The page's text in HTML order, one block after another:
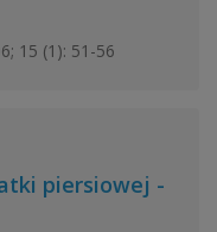
15 (1): 51-56
piersiowej -